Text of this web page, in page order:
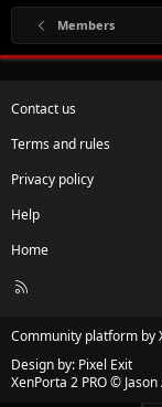
Members
Contact us
Terms and rules
Privacy policy
Help
Home
R
Community platform by
Design by: Pixel Exit
XenPorta 2 PRO©